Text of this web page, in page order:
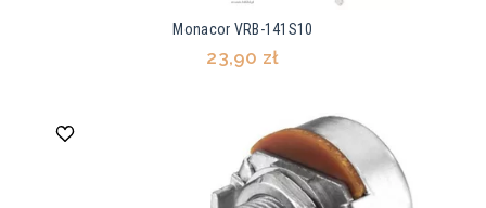
Monacor VRB-141S10
23,90 zł